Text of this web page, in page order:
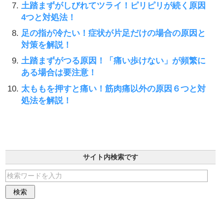
土踏まずがしびれてツライ！ピリピリが続く原因
4つと対処法！
足の指が冷たい！症状が片足だけの場合の原因と
対策を解説！
土踏まずがつる原因！「痛い歩けない」が頻繁に
ある場合は要注意！
太ももを押すと痛い！筋肉痛以外の原因６つと対
処法を解説！
サイト内検索です